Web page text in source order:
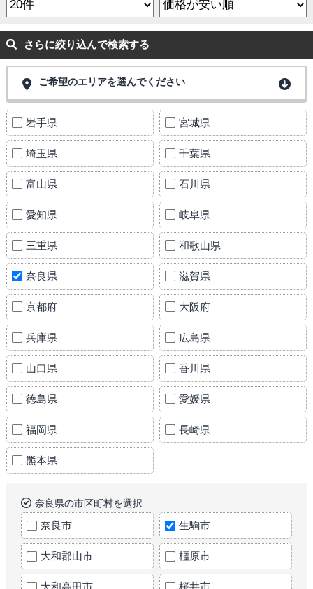
さらに絞り込んで検索する
ご希望のエリアを選んでください
岩手県 宮城県
埼玉県 千葉県
富山県 石川県
愛知県 岐阜県
三重県 和歌山県
奈良県 滋賀県
京都府 大阪府
兵庫県 広島県
山口県 香川県
徳島県 愛媛県
福岡県 長崎県
熊本県
奈良県の市区町村を選択
奈良市 生駒市
大和郡山市 橿原市